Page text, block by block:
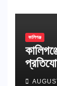
কালিগঞ্জ
বিদ্যালয়